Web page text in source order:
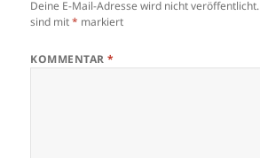
Deine E-Mail-Adresse wird nicht veröffentlicht.
sind mit* markiert
KOMMENTAR*